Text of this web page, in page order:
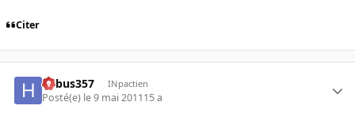
Citer
hebus357 INpactien
Posté(e) le 9 mai 201115 a